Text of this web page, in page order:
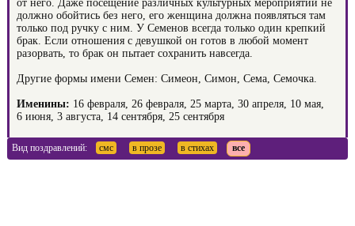
от него. Даже посещение различных культурных мероприятий не
должно обойтись без него, его женщина должна появляться там
только под ручку с ним. У Семенов всегда только один крепкий
брак. Если отношения с девушкой он готов в любой момент
разорвать, то брак он пытает сохранить навсегда.
Другие формы имени Семен: Симеон, Симон, Сема, Семочка.
Именины: 16 февраля, 26 февраля, 25 марта, 30 апреля, 10 мая,
6 июня, 3 августа, 14 сентября, 25 сентября
Вид поздравлений: смс в прозе в стихах все